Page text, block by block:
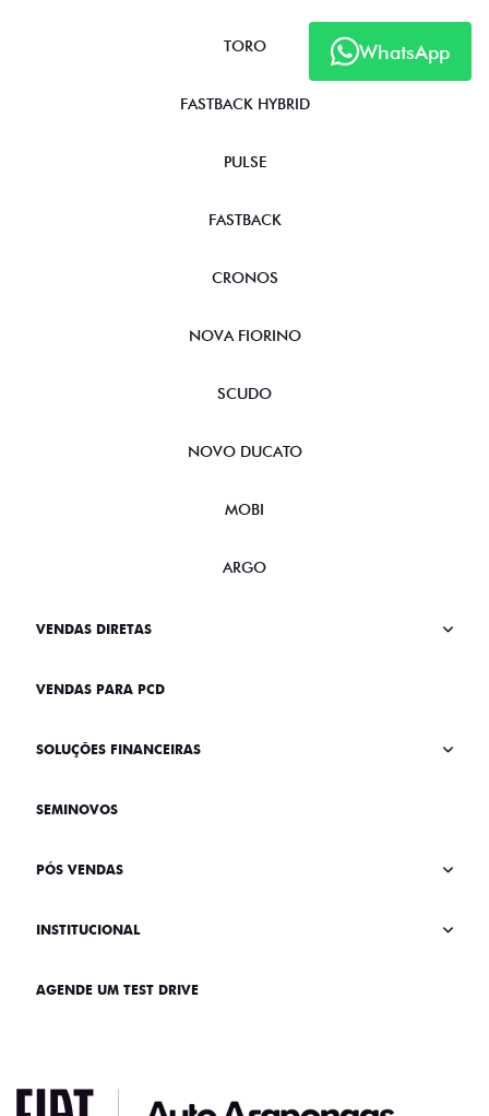
WhatsApp
TORO
FASTBACK HYBRID
PULSE
FASTBACK
CRONOS
NOVA FIORINO
SCUDO
NOVO DUCATO
MOBI
ARGO
VENDAS DIRETAS
VENDAS PARA PCD
SOLUÇÕES FINANCEIRAS
SEMINOVOS
PÓS VENDAS
INSTITUCIONAL
AGENDE UM TEST DRIVE